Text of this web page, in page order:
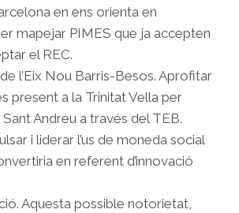
en ens orienta en
mapejar PIMES que ja accepten
el REC.
l’Eix Nou Barris-Besos. Aprofitar
present a la Trinitat Vella per
Andreu a través del TEB.
i liderar l’us de moneda social
en referent d’innovació
Aquesta possible notorietat,